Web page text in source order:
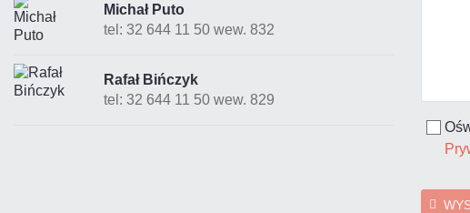
Michał Puto
tel: 32 644 11 50 wew. 832
Rafał Bińczyk
tel: 32 644 11 50 wew. 829